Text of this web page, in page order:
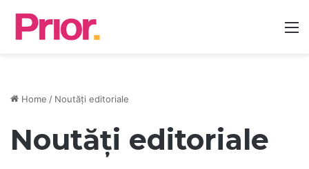
Home / Noutăți editoriale
Noutăți editoriale